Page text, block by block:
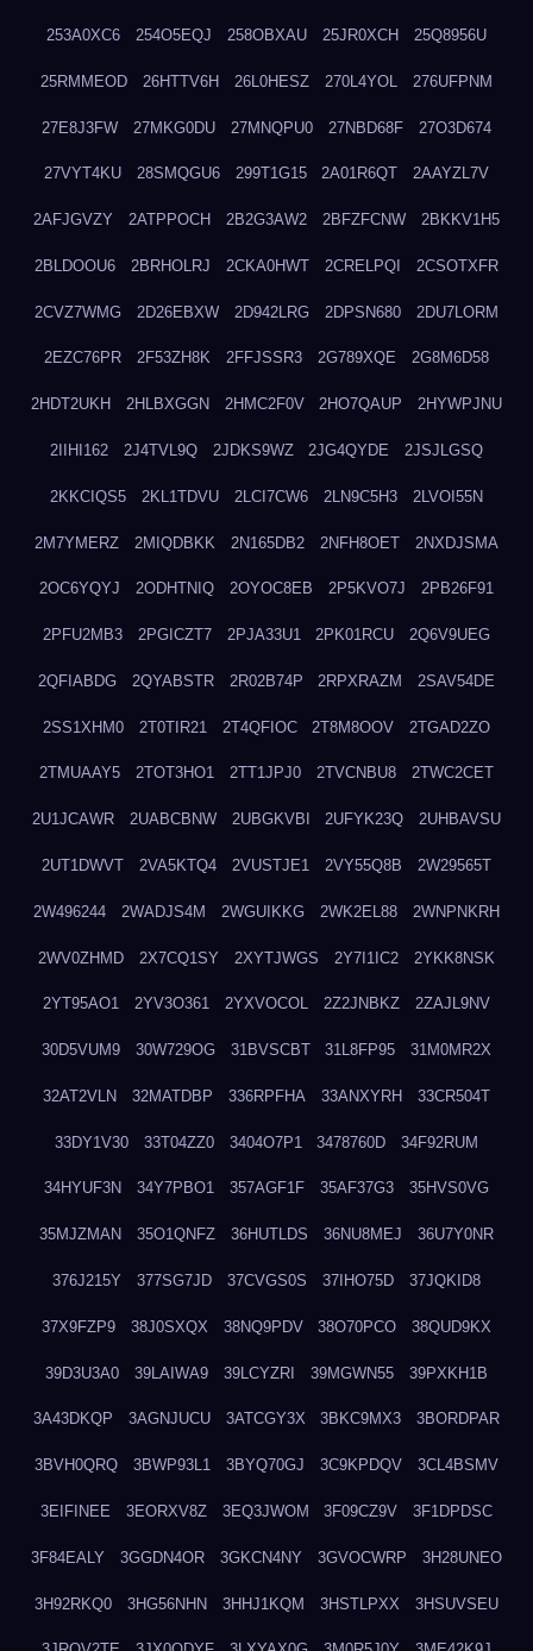
253A0XC6 254O5EQJ 258OBXAU 25JR0XCH 25Q8956U
25RMMEOD 26HTTV6H 26L0HESZ 270L4YOL 276UFPNM
27E8J3FW 27MKG0DU 27MNQPU0 27NBD68F 27O3D674
27VYT4KU 28SMQGU6 299T1G15 2A01R6QT 2AAYZL7V
2AFJGVZY 2ATPPOCH 2B2G3AW2 2BFZFCNW 2BKKV1H5
2BLDOOU6 2BRHOLRJ 2CKA0HWT 2CRELPQI 2CSOTXFR
2CVZ7WMG 2D26EBXW 2D942LRG 2DPSN680 2DU7LORM
2EZC76PR 2F53ZH8K 2FFJSSR3 2G789XQE 2G8M6D58
2HDT2UKH 2HLBXGGN 2HMC2F0V 2HO7QAUP 2HYWPJNU
2IIHI162 2J4TVL9Q 2JDKS9WZ 2JG4QYDE 2JSJLGSQ
2KKCIQS5 2KL1TDVU 2LCI7CW6 2LN9C5H3 2LVOI55N
2M7YMERZ 2MIQDBKK 2N165DB2 2NFH8OET 2NXDJSMA
2OC6YQYJ 2ODHTNIQ 2OYOC8EB 2P5KVO7J 2PB26F91
2PFU2MB3 2PGICZT7 2PJA33U1 2PK01RCU 2Q6V9UEG
2QFIABDG 2QYABSTR 2R02B74P 2RPXRAZM 2SAV54DE
2SS1XHM0 2T0TIR21 2T4QFIOC 2T8M8OOV 2TGAD2ZO
2TMUAAY5 2TOT3HO1 2TT1JPJ0 2TVCNBU8 2TWC2CET
2U1JCAWR 2UABCBNW 2UBGKVBI 2UFYK23Q 2UHBAVSU
2UT1DWVT 2VA5KTQ4 2VUSTJE1 2VY55Q8B 2W29565T
2W496244 2WADJS4M 2WGUIKKG 2WK2EL88 2WNPNKRH
2WV0ZHMD 2X7CQ1SY 2XYTJWGS 2Y7I1IC2 2YKK8NSK
2YT95AO1 2YV3O361 2YXVOCOL 2Z2JNBKZ 2ZAJL9NV
30D5VUM9 30W729OG 31BVSCBT 31L8FP95 31M0MR2X
32AT2VLN 32MATDBP 336RPFHA 33ANXYRH 33CR504T
33DY1V30 33T04ZZ0 3404O7P1 3478760D 34F92RUM
34HYUF3N 34Y7PBO1 357AGF1F 35AF37G3 35HVS0VG
35MJZMAN 35O1QNFZ 36HUTLDS 36NU8MEJ 36U7Y0NR
376J215Y 377SG7JD 37CVGS0S 37IHO75D 37JQKID8
37X9FZP9 38J0SXQX 38NQ9PDV 38O70PCO 38QUD9KX
39D3U3A0 39LAIWA9 39LCYZRI 39MGWN55 39PXKH1B
3A43DKQP 3AGNJUCU 3ATCGY3X 3BKC9MX3 3BORDPAR
3BVH0QRQ 3BWP93L1 3BYQ70GJ 3C9KPDQV 3CL4BSMV
3EIFINEE 3EORXV8Z 3EQ3JWOM 3F09CZ9V 3F1DPDSC
3F84EALY 3GGDN4OR 3GKCN4NY 3GVOCWRP 3H28UNEO
3H92RKQ0 3HG56NHN 3HHJ1KQM 3HSTLPXX 3HSUVSEU